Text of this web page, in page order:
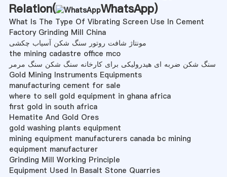
Relation(
WhatsApp)
What Is The Type Of Vibrating Screen Use In Cement
Factory Grinding Mill China
مونتاژ شافت روتور سنگ شکن آسیاب چکشی
the mining cadastre office mco
سنگ شکن ضربه ای هیدرولیکی برای کارخانه سنگ شکن سنگ مرمر
Gold Mining Instruments Equipments
manufacturing cement for sale
where to sell gold equipment in ghana africa
first gold in south africa
Hematite And Gold Ores
gold washing plants equipment
mining equipment manufacturers canada bc mining
equipment manufacturer
Grinding Mill Working Principle
Equipment Used In Basalt Stone Quarries